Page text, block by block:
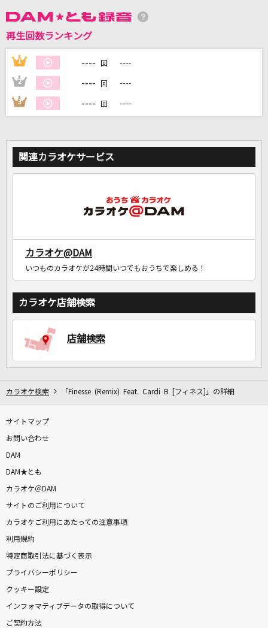
再生回数ランキング
1 ---- 回 ----
2 ---- 回 ----
3 ---- 回 ----
関連カラオケサービス
カラオケ@DAM
いつものカラオケが24時間いつでもおうちで楽しめる！
カラオケ店舗検索
店舗検索
カラオケ検索 「Finesse (Remix) Feat. Cardi B [フィネス]」の詳細
サイトマップ
お問い合わせ
DAM
DAM★とも
カラオケ＠DAM
サイトのご利用について
カラオケご利用にあたっての注意事項
利用規約
特定商取引法に基づく表示
プライバシーポリシー
クッキー設定
インフォマティブデータの取得について
ご契約方法